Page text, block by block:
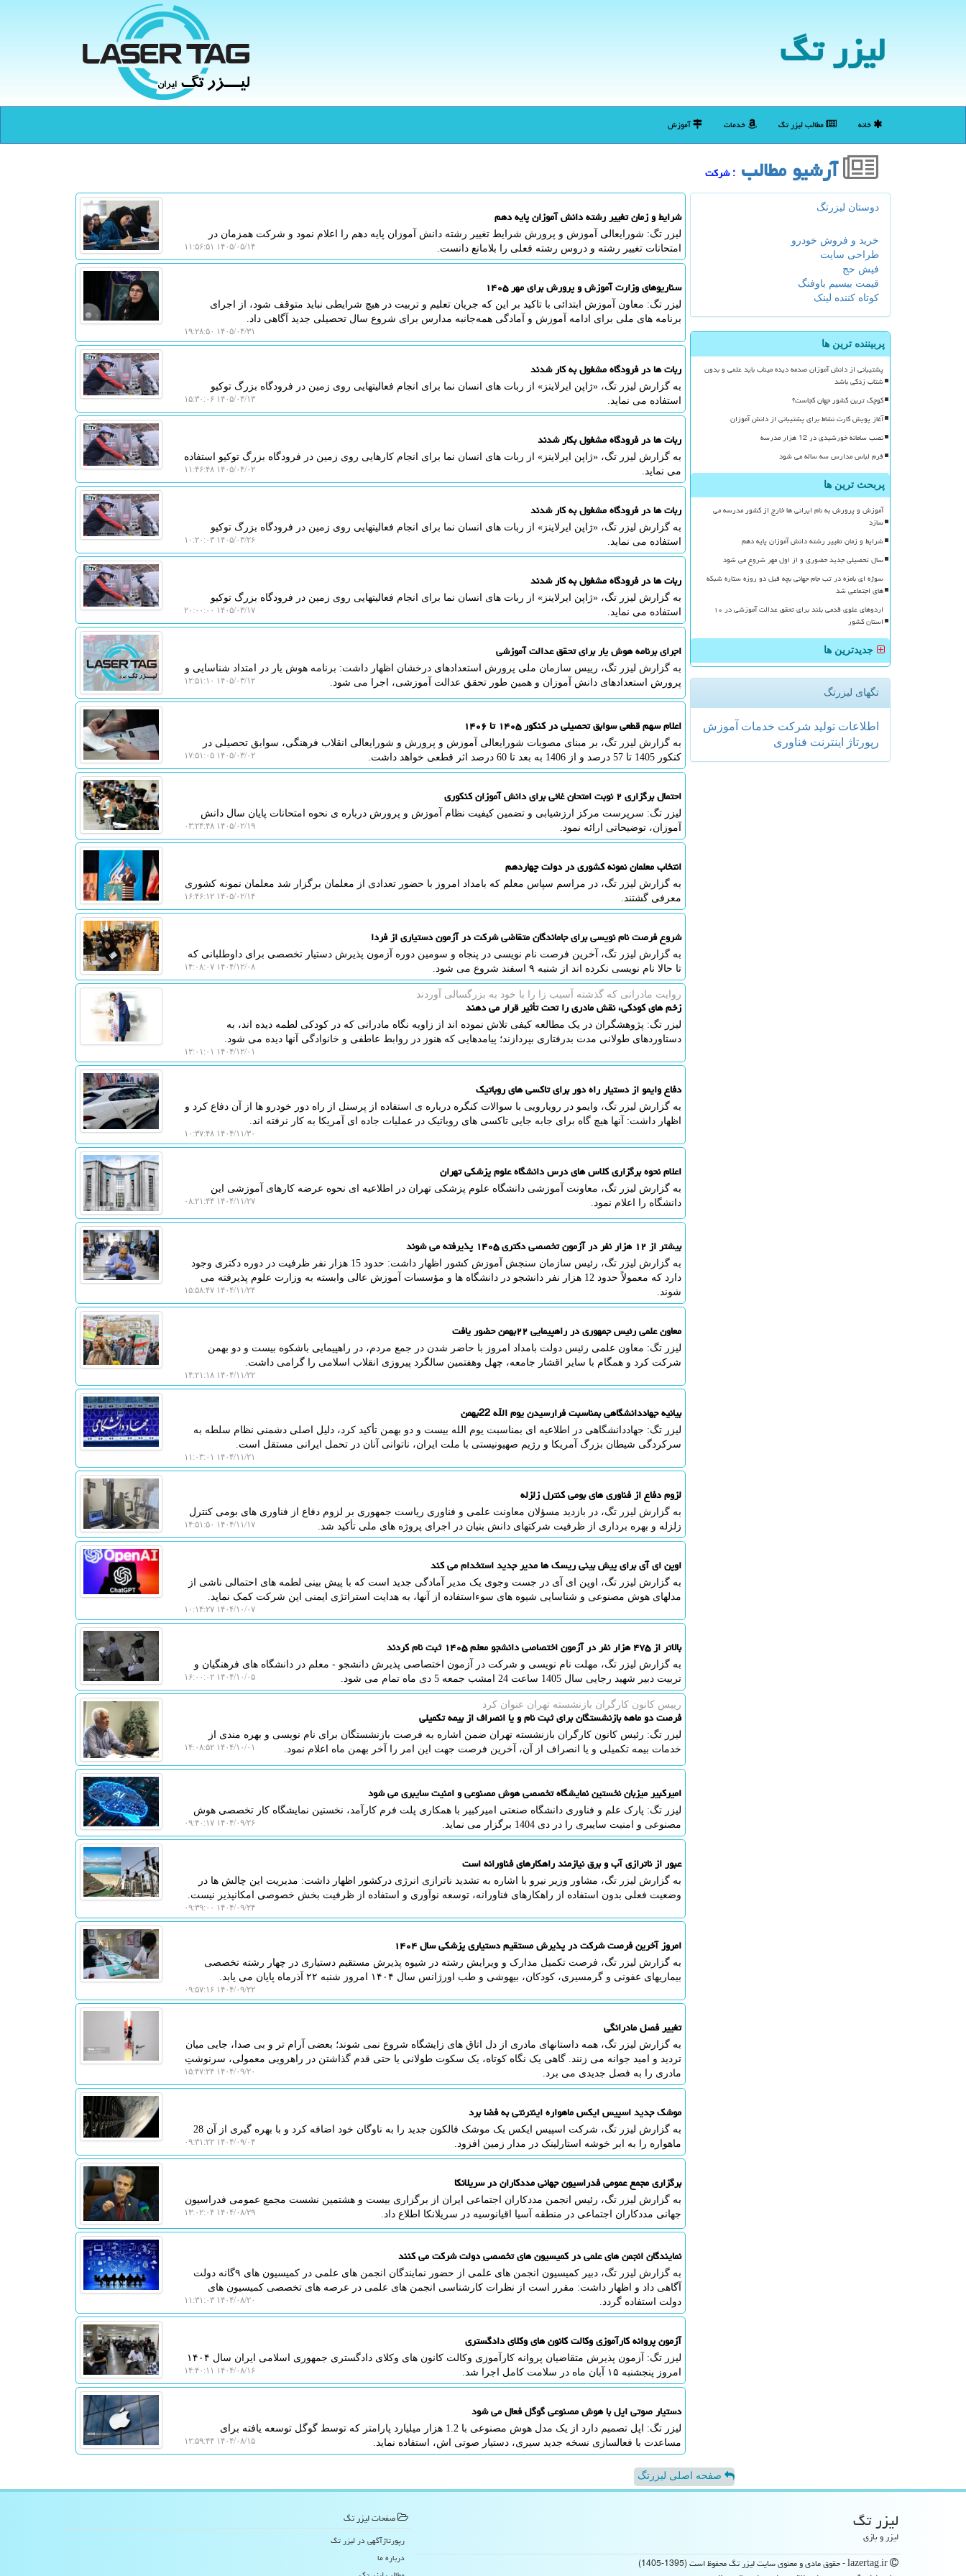
لیزر تگ
خانه مطالب لیزر تگ خدمات آموزش
آرشیو مطالب : شركت
دوستان لیزرتگ
خرید و فروش خودرو
طراحی سایت
فیش حج
قیمت بیسیم باوفنگ
کوتاه کننده لینک
پربیننده ترین ها
پشتیبانی از دانش آموزان صدمه دیده میناب باید علمی و بدون
شتاب زدگی باشد
کوچک ترین کشور جهان کجاست؟
آغاز پویش کارت نشاط برای پشتیبانی از دانش آموزان
نصب سامانه خورشیدی در 12 هزار مدرسه
فرم لباس مدارس سه ساله می شود
پربحث ترین ها
آموزش و پرورش به نام ایرانی ها خارج از کشور مدرسه می
سازد
شرایط و زمان تغییر رشته دانش آموزان پایه دهم
سال تحصیلی جدید حضوری و از اول مهر شروع می شود
سوژه ای بامزه در تب جام جهانی بچه فیل دو روزه ستاره شبکه
های اجتماعی شد
اردوهای علوی قدمی بلند برای تحقق عدالت آموزشی در ۱۰
استان کشور
جدیدترین ها
تگهای لیزرتگ
اطلاعات تولید شركت خدمات آموزش
رپورتاژ
اینترنت فناوری
شرایط و زمان تغییر رشته دانش آموزان پایه دهم
لیزر تگ: شورایعالی آموزش و پرورش شرایط تغییر رشته دانش آموزان پایه دهم را اعلام نمود و شرکت همزمان در
امتحانات تغییر رشته و دروس رشته فعلی را بلامانع دانست.
۱۴۰۵/۰۵/۱۴ ۱۱:۵۶:۵۱
سناریوهای وزارت آموزش و پرورش برای مهر ۱۴۰۵
لیزر تگ: معاون آموزش ابتدائی با تاکید بر این که جریان تعلیم و تربیت در هیچ شرایطی نباید متوقف شود، از اجرای
برنامه های ملی برای ادامه آموزش و آمادگی همه‌جانبه مدارس برای شروع سال تحصیلی جدید آگاهی داد.
۱۴۰۵/۰۴/۳۱ ۱۹:۲۸:۵۰
ربات ها در فرودگاه مشغول به کار شدند
به گزارش لیزر تگ، «ژاپن ایرلاینز» از ربات های انسان نما برای انجام فعالیتهایی روی زمین در فرودگاه بزرگ توکیو
استفاده می نماید.
۱۴۰۵/۰۴/۱۳ ۱۵:۳۰:۰۶
ربات ها در فرودگاه مشغول بکار شدند
به گزارش لیزر تگ، «ژاپن ایرلاینز» از ربات های انسان نما برای انجام کارهایی روی زمین در فرودگاه بزرگ توکیو استفاده
می نماید.
۱۴۰۵/۰۴/۰۲ ۱۱:۴۶:۴۸
ربات ها در فرودگاه مشغول به کار شدند
به گزارش لیزر تگ، «ژاپن ایرلاینز» از ربات های انسان نما برای انجام فعالیتهایی روی زمین در فرودگاه بزرگ توکیو
استفاده می نماید.
۱۴۰۵/۰۳/۲۶ ۱۰:۲۰:۰۳
ربات ها در فرودگاه مشغول به کار شدند
به گزارش لیزر تگ، «ژاپن ایرلاینز» از ربات های انسان نما برای انجام فعالیتهایی روی زمین در فرودگاه بزرگ توکیو
استفاده می نماید.
۱۴۰۵/۰۳/۱۷ ۲۰:۰۰:۰۰
اجرای برنامه هوش یار برای تحقق عدالت آموزشی
به گزارش لیزر تگ، رییس سازمان ملی پرورش استعدادهای درخشان اظهار داشت: برنامه هوش یار در امتداد شناسایی و
پرورش استعدادهای دانش آموزان و همین طور تحقق عدالت آموزشی، اجرا می شود.
۱۴۰۵/۰۳/۱۲ ۱۲:۵۱:۱۰
اعلام سهم قطعی سوابق تحصیلی در کنکور ۱۴۰۵ تا ۱۴۰۶
به گزارش لیزر تگ، بر مبنای مصوبات شورایعالی آموزش و پرورش و شورایعالی انقلاب فرهنگی، سوابق تحصیلی در
کنکور 1405 تا 57 درصد و از 1406 به بعد تا 60 درصد اثر قطعی خواهد داشت.
۱۴۰۵/۰۳/۰۲ ۱۷:۵۱:۰۵
احتمال برگزاری ۲ نوبت امتحان غائی برای دانش آموزان کنکوری
لیزر تگ: سرپرست مرکز ارزشیابی و تضمین کیفیت نظام آموزش و پرورش درباره ی نحوه امتحانات پایان سال دانش
آموزان، توضیحاتی ارائه نمود.
۱۴۰۵/۰۲/۱۹ ۰۳:۲۴:۴۸
انتخاب معلمان نمونه کشوری در دولت چهاردهم
به گزارش لیزر تگ، در مراسم سپاس معلم که بامداد امروز با حضور تعدادی از معلمان برگزار شد معلمان نمونه کشوری
معرفی گشتند.
۱۴۰۵/۰۲/۱۴ ۱۶:۴۶:۱۲
شروع فرصت نام نویسی برای جاماندگان متقاضی شرکت در آزمون دستیاری از فردا
به گزارش لیزر تگ، آخرین فرصت نام نویسی در پنجاه و سومین دوره آزمون پذیرش دستیار تخصصی برای داوطلبانی که
تا حالا نام نویسی نکرده اند از شنبه ۹ اسفند شروع می شود.
۱۴۰۴/۱۲/۰۸ ۱۴:۰۸:۰۷
روایت مادرانی كه گذشته آسیب زا را با خود به بزرگسالی آوردند
زخم های کودکی، نقش مادری را تحت تأثیر قرار می دهند
لیزر تگ: پژوهشگران در یک مطالعه کیفی تلاش نموده اند از زاویه نگاه مادرانی که در کودکی لطمه دیده اند، به
دستاوردهای طولانی مدت بدرفتاری بپردازند؛ پیامدهایی که هنوز در روابط عاطفی و خانوادگی آنها دیده می شود.
۱۴۰۴/۱۲/۰۱ ۱۲:۰۱:۰۱
دفاع وایمو از دستیار راه دور برای تاکسی های روباتیک
به گزارش لیزر تگ، وایمو در رویارویی با سوالات کنگره درباره ی استفاده از پرسنل از راه دور خودرو ها از آن دفاع کرد و
اظهار داشت: آنها هیچ گاه برای جابه جایی تاکسی های روباتیک در عملیات جاده ای آمریکا به کار نرفته اند.
۱۴۰۴/۱۱/۳۰ ۱۰:۳۷:۴۸
اعلام نحوه برگزاری کلاس های درس دانشگاه علوم پزشکی تهران
به گزارش لیزر تگ، معاونت آموزشی دانشگاه علوم پزشکی تهران در اطلاعیه ای نحوه عرضه کارهای آموزشی این
دانشگاه را اعلام نمود.
۱۴۰۴/۱۱/۲۷ ۰۸:۲۱:۴۴
بیشتر از ۱۲ هزار نفر در آزمون تخصصی دکتری ۱۴۰۵ پذیرفته می شوند
به گزارش لیزر تگ، رئیس سازمان سنجش آموزش کشور اظهار داشت: حدود 15 هزار نفر ظرفیت در دوره دکتری وجود
دارد که معمولاً حدود 12 هزار نفر دانشجو در دانشگاه ها و مؤسسات آموزش عالی وابسته به وزارت علوم پذیرفته می
شوند.
۱۴۰۴/۱۱/۲۴ ۱۵:۵۸:۴۷
معاون علمی رئیس جمهوری در راهپیمایی ۲۲بهمن حضور یافت
لیزر تگ: معاون علمی رئیس دولت بامداد امروز با حاضر شدن در جمع مردم، در راهپیمایی باشکوه بیست و دو بهمن
شرکت کرد و همگام با سایر اقشار جامعه، چهل وهفتمین سالگرد پیروزی انقلاب اسلامی را گرامی داشت.
۱۴۰۴/۱۱/۲۲ ۱۴:۲۱:۱۸
بیانیه جهاددانشگاهی بمناسبت فرارسیدن یوم الله 22بهمن
لیزر تگ: جهاددانشگاهی در اطلاعیه ای بمناسبت یوم الله بیست و دو بهمن تأکید کرد، دلیل اصلی دشمنی نظام سلطه به
سرکردگی شیطان بزرگ آمریکا و رژیم صهیونیستی با ملت ایران، ناتوانی آنان در تحمل ایرانی مستقل است.
۱۴۰۴/۱۱/۲۱ ۱۱:۰۳:۰۱
لزوم دفاع از فناوری های بومی کنترل زلزله
به گزارش لیزر تگ، در بازدید مسؤلان معاونت علمی و فناوری ریاست جمهوری بر لزوم دفاع از فناوری های بومی کنترل
زلزله و بهره برداری از ظرفیت شرکتهای دانش بنیان در اجرای پروژه های ملی تأکید شد.
۱۴۰۴/۱۱/۱۷ ۱۴:۵۱:۵۰
اوپن ای آی برای پیش بینی ریسک ها مدیر جدید استخدام می کند
به گزارش لیزر تگ، اوپن ای آی در جست وجوی یک مدیر آمادگی جدید است که با پیش بینی لطمه های احتمالی ناشی از
مدلهای هوش مصنوعی و شناسایی شیوه های سوءاستفاده از آنها، به هدایت استراتژی ایمنی این شرکت کمک نماید.
۱۴۰۴/۱۰/۰۷ ۱۰:۱۴:۲۷
بالاتر از ۴۷۵ هزار نفر در آزمون اختصاصی دانشجو معلم ۱۴۰۵ ثبت نام کردند
به گزارش لیزر تگ، مهلت نام نویسی و شرکت در آزمون اختصاصی پذیرش دانشجو - معلم در دانشگاه های فرهنگیان و
تربیت دبیر شهید رجایی سال 1405 ساعت 24 امشب جمعه 5 دی ماه تمام می شود.
۱۴۰۴/۱۰/۰۵ ۱۶:۰۰:۰۲
رییس كانون كارگران بازنشسته تهران عنوان كرد
فرصت دو ماهه بازنشستگان برای ثبت نام و یا انصراف از بیمه تکمیلی
لیزر تگ: رئیس کانون کارگران بازنشسته تهران ضمن اشاره به فرصت بازنشستگان برای نام نویسی و بهره مندی از
خدمات بیمه تکمیلی و یا انصراف از آن، آخرین فرصت جهت این امر را آخر بهمن ماه اعلام نمود.
۱۴۰۴/۱۰/۰۱ ۱۴:۰۸:۵۲
امیرکبیر میزبان نخستین نمایشگاه تخصصی هوش مصنوعی و امنیت سایبری می شود
لیزر تگ: پارک علم و فناوری دانشگاه صنعتی امیرکبیر با همکاری پلت فرم کارآمد، نخستین نمایشگاه کار تخصصی هوش
مصنوعی و امنیت سایبری را در دی 1404 برگزار می نماید.
۱۴۰۴/۰۹/۲۶ ۰۹:۴۰:۱۷
عبور از ناترازی آب و برق نیازمند راهکارهای فناورانه است
به گزارش لیزر تگ، مشاور وزیر نیرو با اشاره به تشدید ناترازی انرژی درکشور اظهار داشت: مدیریت این چالش ها در
وضعیت فعلی بدون استفاده از راهکارهای فناورانه، توسعه نوآوری و استفاده از ظرفیت بخش خصوصی امکانپذیر نیست.
۱۴۰۴/۰۹/۲۴ ۰۹:۳۹:۰۰
امروز آخرین فرصت شرکت در پذیرش مستقیم دستیاری پزشکی سال ۱۴۰۴
به گزارش لیزر تگ، فرصت تکمیل مدارک و ویرایش رشته در شیوه پذیرش مستقیم دستیاری در چهار رشته تخصصی
بیماریهای عفونی و گرمسیری، کودکان، بیهوشی و طب اورژانس سال ۱۴۰۴ امروز شنبه ۲۲ آذرماه پایان می یابد.
۱۴۰۴/۰۹/۲۲ ۰۹:۵۷:۱۶
تغییر فصل مادرانگی
به گزارش لیزر تگ، همه داستانهای مادری از دل اتاق های زایشگاه شروع نمی شوند؛ بعضی آرام تر و بی صدا، جایی میان
تردید و امید جوانه می زنند. گاهی یک نگاه کوتاه، یک سکوت طولانی یا حتی قدم گذاشتن در راهرویی معمولی، سرنوشتِ
مادری را به فصل جدیدی می برد.
۱۴۰۴/۰۹/۲۰ ۱۵:۴۷:۲۴
موشک جدید اسپیس ایکس ماهواره اینترنتی به فضا برد
به گزارش لیزر تگ، شرکت اسپیس ایکس یک موشک فالکون جدید را به ناوگان خود اضافه کرد و با بهره گیری از آن 28
ماهواره را به ابر خوشه استارلینک در مدار زمین افزود.
۱۴۰۴/۰۹/۰۴ ۰۹:۳۱:۲۲
برگزاری مجمع عمومی فدراسیون جهانی مددکاران در سریلانکا
به گزارش لیزر تگ، رئیس انجمن مددکاران اجتماعی ایران از برگزاری بیست و هشتمین نشست مجمع عمومی فدراسیون
جهانی مددکاران اجتماعی در منطقه آسیا اقیانوسیه در سریلانکا اطلاع داد.
۱۴۰۴/۰۸/۲۹ ۱۳:۰۲:۰۴
نمایندگان انجمن های علمی در کمیسیون های تخصصی دولت شرکت می کنند
به گزارش لیزر تگ، دبیر کمیسیون انجمن های علمی از حضور نمایندگان انجمن های علمی در کمیسیون های ۹گانه دولت
آگاهی داد و اظهار داشت: مقرر است از نظرات کارشناسی انجمن های علمی در عرصه های تخصصی کمیسیون های
دولت استفاده گردد.
۱۴۰۴/۰۸/۲۰ ۱۱:۳۱:۰۳
آزمون پروانه کارآموزی وکالت کانون های وکلای دادگستری
لیزر تگ: آزمون پذیرش متقاضیان پروانه کارآموزی وکالت کانون های وکلای دادگستری جمهوری اسلامی ایران سال ۱۴۰۴
امروز پنجشنبه ۱۵ آبان ماه در سلامت کامل اجرا شد.
۱۴۰۴/۰۸/۱۶ ۱۴:۴۰:۱۱
دستیار صوتی اپل با هوش مصنوعی گوگل فعال می شود
لیزر تگ: اپل تصمیم دارد از یک مدل هوش مصنوعی با 1.2 هزار میلیارد پارامتر که توسط گوگل توسعه یافته برای
مساعدت با فعالسازی نسخه جدید سیری، دستیار صوتی اش، استفاده نماید.
۱۴۰۴/۰۸/۱۵ ۱۲:۵۹:۴۴
صفحه اصلی لیزرتگ
لیزر تگ
لیزر و بازی
صفحات لیزر تگ
رپورتاژآگهی در لیزر تگ
درباره ما